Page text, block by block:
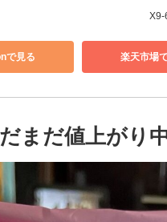
X9-
で見る 楽天市場
まだ値上がり